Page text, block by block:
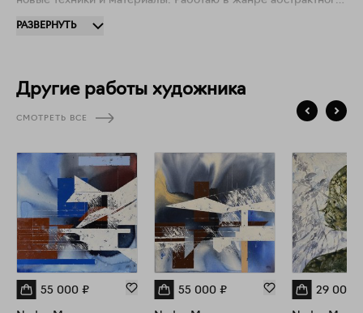
Франции, Бельгии и России.
РАЗВЕРНУТЬ
Другие работы художника
СМОТРЕТЬ ВСЕ
55 000 ₽ 55 000 ₽ 29 000